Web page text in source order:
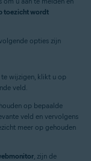
toezicht wordt
opties zijn
wijzigen, klikt u op
veld.
op bepaalde
veld en vervolgens
meer op gehouden
, zijn de